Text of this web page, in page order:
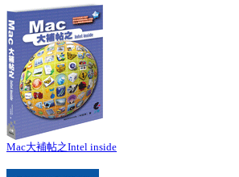
Mac大補帖之Intel inside